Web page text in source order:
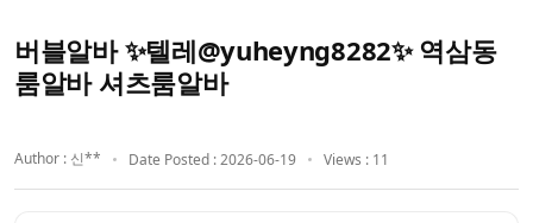
버블알바 ✨텔레@yuheyng8282✨ 역삼동
룸알바 셔츠룸알바
Author : 신** Date Posted : 2026-06-19 Views : 11